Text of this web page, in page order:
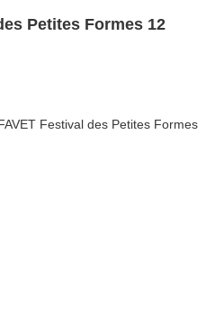
Petites Formes 12